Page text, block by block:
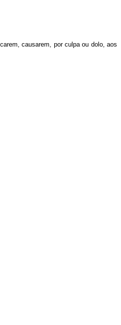
causarem, por culpa ou dolo, aos